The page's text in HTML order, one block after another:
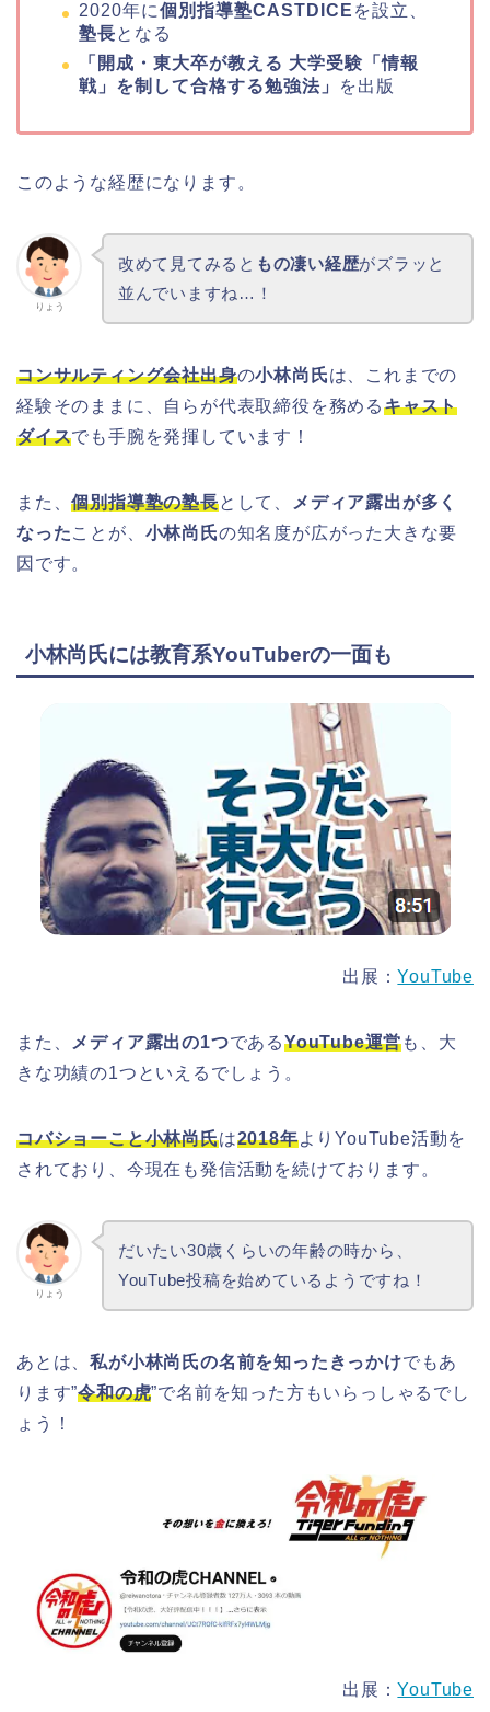
2020年に個別指導塾CASTDICE を設立、
塾長となる
「開成・東大卒が教える 大学受験「情報
戦」を制して合格する勉強法」
を出版
このような経歴になります。
りょう
改めて見てみると もの凄い経歴がズラッと
並んでいますね…！
コンサルティング会社出身の小林尚氏は、これまでの
経験そのままに、自らが代表取締役を務めるキャスト
ダイスでも手腕を発揮しています！
また、個別指導塾の塾長として、
メディア露出が多く
なったことが、 小林尚氏の知名度が広がった大きな要
因です。
小林尚氏には教育系YouTuberの一面も
出展：YouTube
また、 メディア露出の1つであるYouTube運営も、大
きな功績の1つといえるでしょう。
コバショーこと小林尚氏は2018年よりYouTube活動を
されており、今現在も発信活動を続けております。
りょう
だいたい30歳くらいの年齢の時から、
YouTube投稿を始めているようですね！
あとは、私が小林尚氏の名前を知ったきっかけでもあ
ります”令和の虎”で名前を知った方もいらっしゃるでし
ょう！
出展：YouTube